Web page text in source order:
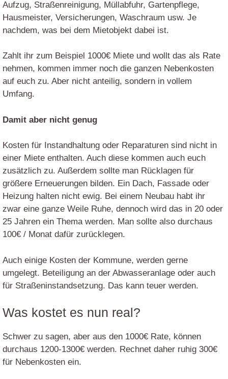
Aufzug, Straßenreinigung, Müllabfuhr, Gartenpflege,
Hausmeister, Versicherungen, Waschraum usw. Je
nachdem, was bei dem Mietobjekt dabei ist.
Zahlt ihr zum Beispiel 1000€ Miete und wollt das als Rate
nehmen, kommen immer noch die ganzen Nebenkosten
auf euch zu. Aber nicht anteilig, sondern in vollem
Umfang.
Damit aber nicht genug
Kosten für Instandhaltung oder Reparaturen sind nicht in
einer Miete enthalten. Auch diese kommen auch euch
zusätzlich zu. Außerdem sollte man Rücklagen für
größere Erneuerungen bilden. Ein Dach, Fassade oder
Heizung halten nicht ewig. Bei einem Neubau habt ihr
zwar eine ganze Weile Ruhe, dennoch wird das in 20 oder
25 Jahren ein Thema werden. Man sollte also durchaus
100€ / Monat dafür zurücklegen.
Auch einige Kosten der Kommune, werden gerne
umgelegt. Beteiligung an der Abwasseranlage oder auch
für Straßeninstandsetzung. Das kann teuer werden.
Was kostet es nun real?
Schwer zu sagen, aber aus den 1000€ Rate, können
durchaus 1200-1300€ werden. Rechnet daher ruhig 300€
für Nebenkosten ein.